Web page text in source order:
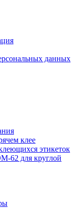
данных
клее
этикеток
62 для круглой